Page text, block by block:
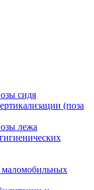
сидя
(поза
лежа